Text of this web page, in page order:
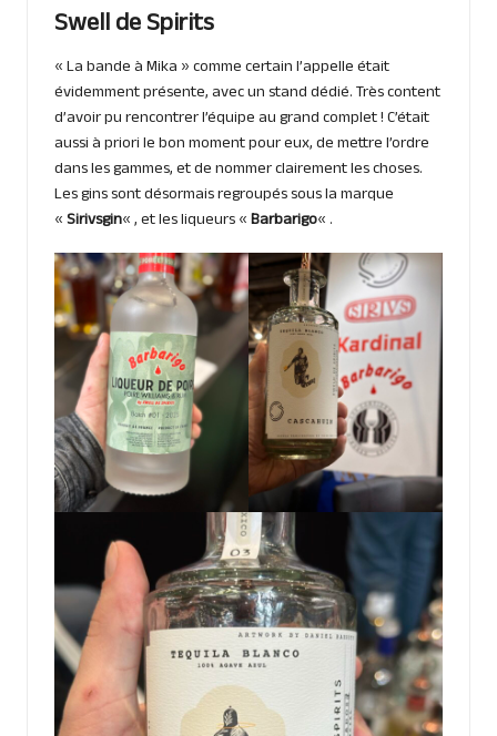
Swell de Spirits
« La bande à Mika » comme certain l’appelle était
évidemment présente, avec un stand dédié. Très content
d’avoir pu rencontrer l’équipe au grand complet ! C’était
aussi à priori le bon moment pour eux, de mettre l’ordre
dans les gammes, et de nommer clairement les choses.
Les gins sont désormais regroupés sous la marque
«Sirivsgin« , et les liqueurs «Barbarigo« .